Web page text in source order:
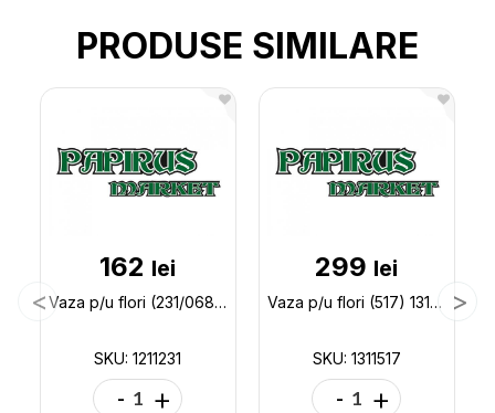
PRODUSE SIMILARE
162 lei
Vaza p/u flori (231/068) 1211231
SKU: 1211231
- +
299 lei
Vaza p/u flori (517) 1311517
SKU: 1311517
- +